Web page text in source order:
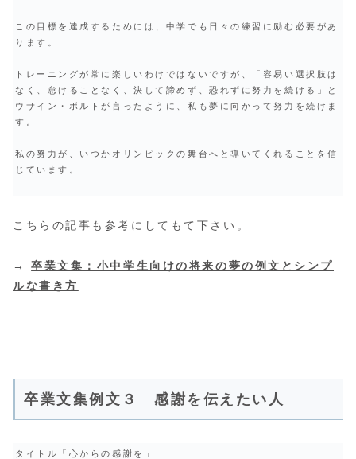
この目標を達成するためには、中学でも日々の練習に励む必要があ
ります。
トレーニングが常に楽しいわけではないですが、「容易い選択肢は
なく、怠けることなく、決して諦めず、恐れずに努力を続ける」と
ウサイン・ボルトが言ったように、私も夢に向かって努力を続けま
す。
私の努力が、いつかオリンピックの舞台へと導いてくれることを信
じています。
こちらの記事も参考にしてもて下さい。
→卒業文集：小中学生向けの将来の夢の例文とシンプ
ルな書き方
卒業文集例文３ 感謝を伝えたい人
タイトル「心からの感謝を」